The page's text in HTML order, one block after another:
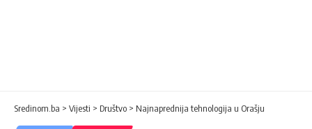
Sredinom.ba > Vijesti > Društvo > Najnaprednija tehnologija u Orašju